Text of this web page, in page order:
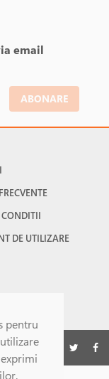
pentru
email
ABONARE
DE UTILIZARE